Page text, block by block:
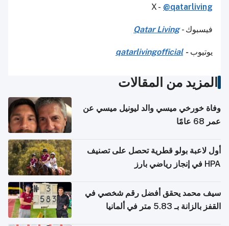
X - @qatarliving
فيسبوك -Qatar Living
يوتيوب-
qatarlivingofficial
المزيد من المقالات
وفاة خورخي ميسي والد ليونيل ميسي عن
عمر 68 عامًا
أول لاعبة بولو قطرية تحصل على تصنيف
HPA في إنجاز رياضي بارز
سيف محمد يحقق أفضل رقم شخصي في
القفز بالزانة بـ 5.83 متر في ألمانيا